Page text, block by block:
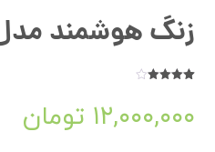
زنگ هوشمند
در
امتیازدهی
۱۲,۰۰۰,۰۰۰ تومان